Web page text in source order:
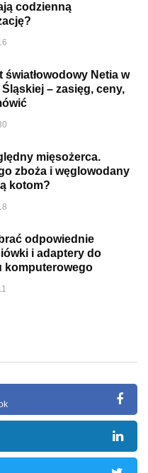
codzienną
światłowodowy Netia w
Śląskiej – zasięg, ceny,
mięsożerca.
zboża i węglowodany
kotom?
odpowiednie
i adaptery do
komputerowego